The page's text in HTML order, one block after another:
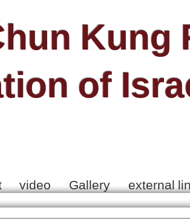
Kung
of
external
Gallery
video